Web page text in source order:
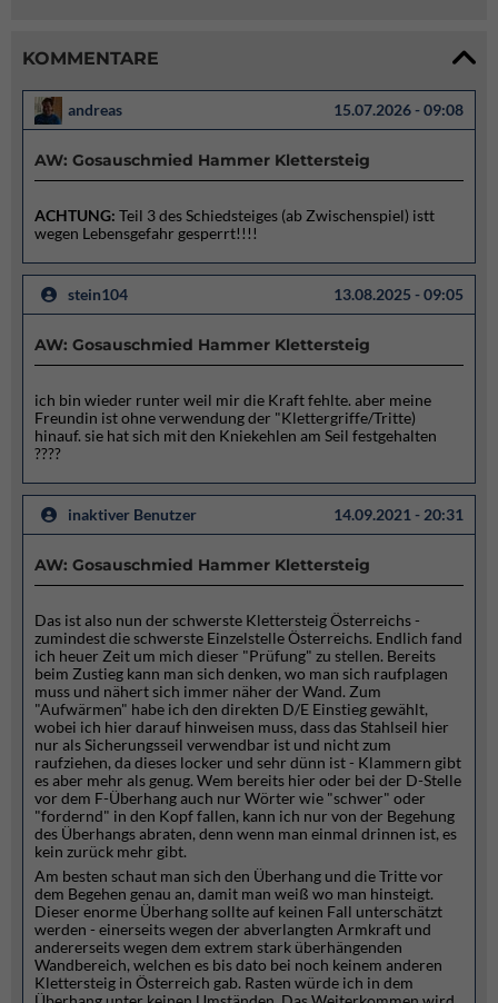
KOMMENTARE
andreas 15.07.2026 - 09:08
AW: Gosauschmied Hammer Klettersteig
ACHTUNG: Teil 3 des Schiedsteiges (ab Zwischenspiel) istt
wegen Lebensgefahr gesperrt!!!!
stein104 13.08.2025 - 09:05
AW: Gosauschmied Hammer Klettersteig
ich bin wieder runter weil mir die Kraft fehlte. aber meine
Freundin ist ohne verwendung der "Klettergriffe/Tritte)
hinauf. sie hat sich mit den Kniekehlen am Seil festgehalten
????
inaktiver Benutzer 14.09.2021 - 20:31
AW: Gosauschmied Hammer Klettersteig
Das ist also nun der schwerste Klettersteig Österreichs -
zumindest die schwerste Einzelstelle Österreichs. Endlich fand
ich heuer Zeit um mich dieser "Prüfung" zu stellen. Bereits
beim Zustieg kann man sich denken, wo man sich raufplagen
muss und nähert sich immer näher der Wand. Zum
"Aufwärmen" habe ich den direkten D/E Einstieg gewählt,
wobei ich hier darauf hinweisen muss, dass das Stahlseil hier
nur als Sicherungsseil verwendbar ist und nicht zum
raufziehen, da dieses locker und sehr dünn ist - Klammern gibt
es aber mehr als genug. Wem bereits hier oder bei der D-Stelle
vor dem F-Überhang auch nur Wörter wie "schwer" oder
"fordernd" in den Kopf fallen, kann ich nur von der Begehung
des Überhangs abraten, denn wenn man einmal drinnen ist, es
kein zurück mehr gibt.
Am besten schaut man sich den Überhang und die Tritte vor
dem Begehen genau an, damit man weiß wo man hinsteigt.
Dieser enorme Überhang sollte auf keinen Fall unterschätzt
werden - einerseits wegen der abverlangten Armkraft und
andererseits wegen dem extrem stark überhängenden
Wandbereich, welchen es bis dato bei noch keinem anderen
Klettersteig in Österreich gab. Rasten würde ich in dem